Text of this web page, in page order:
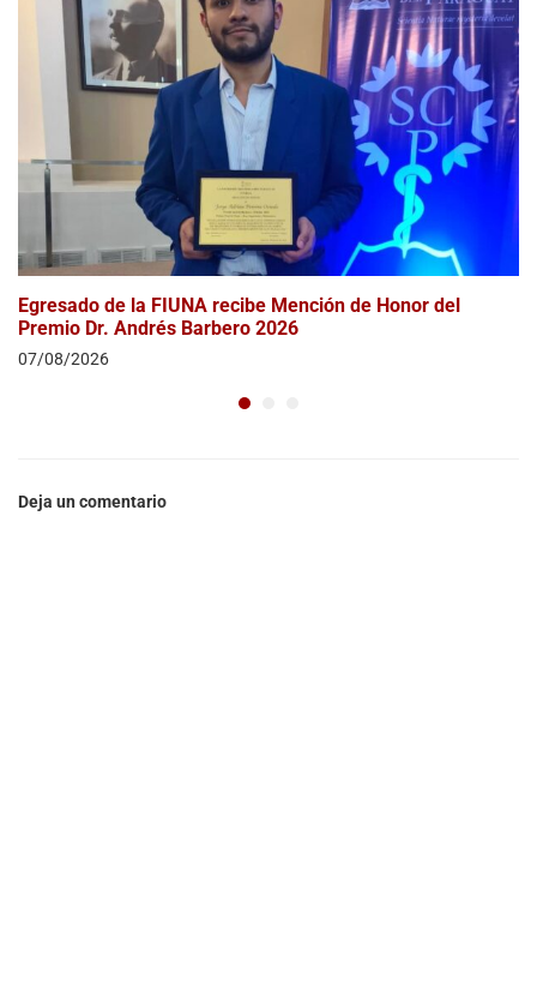
Egresado de la FIUNA recibe Mención de Honor del
Premio Dr. Andrés Barbero 2026
07/08/2026
Deja un comentario